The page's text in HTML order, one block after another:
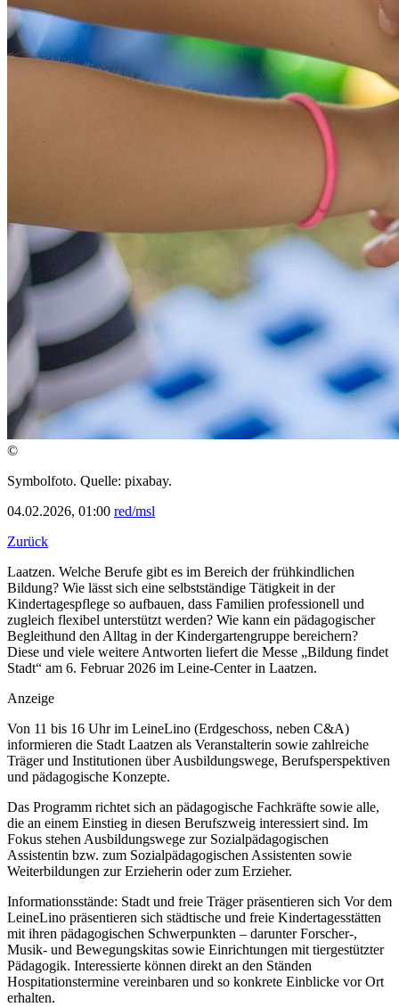
©
Symbolfoto. Quelle: pixabay.
04.02.2026, 01:00 red/msl
Zurück
Laatzen. Welche Berufe gibt es im Bereich der frühkindlichen
Bildung? Wie lässt sich eine selbstständige Tätigkeit in der
Kindertagespflege so aufbauen, dass Familien professionell und
zugleich flexibel unterstützt werden? Wie kann ein pädagogischer
Begleithund den Alltag in der Kindergartengruppe bereichern?
Diese und viele weitere Antworten liefert die Messe „Bildung findet
Stadt“ am 6. Februar 2026 im Leine-Center in Laatzen.
Anzeige
Von 11 bis 16 Uhr im LeineLino (Erdgeschoss, neben C&A)
informieren die Stadt Laatzen als Veranstalterin sowie zahlreiche
Träger und Institutionen über Ausbildungswege, Berufsperspektiven
und pädagogische Konzepte.
Das Programm richtet sich an pädagogische Fachkräfte sowie alle,
die an einem Einstieg in diesen Berufszweig interessiert sind. Im
Fokus stehen Ausbildungswege zur Sozialpädagogischen
Assistentin bzw. zum Sozialpädagogischen Assistenten sowie
Weiterbildungen zur Erzieherin oder zum Erzieher.
Informationsstände: Stadt und freie Träger präsentieren sich Vor dem
LeineLino präsentieren sich städtische und freie Kindertagesstätten
mit ihren pädagogischen Schwerpunkten – darunter Forscher-,
Musik- und Bewegungskitas sowie Einrichtungen mit tiergestützter
Pädagogik. Interessierte können direkt an den Ständen
Hospitationstermine vereinbaren und so konkrete Einblicke vor Ort
erhalten.